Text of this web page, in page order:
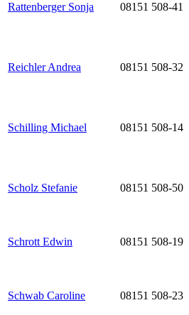
Rattenberger Sonja 08151 508-41
Reichler Andrea 08151 508-32
Schilling Michael 08151 508-14
Scholz Stefanie 08151 508-50
Schrott Edwin 08151 508-19
Schwab Caroline 08151 508-23